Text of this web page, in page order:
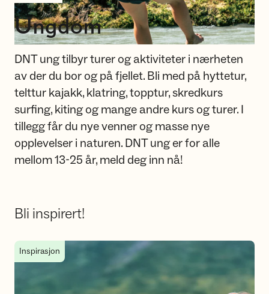
Ungdom
DNT ung tilbyr turer og aktiviteter i nærheten
av der du bor og på fjellet. Bli med på hyttetur,
telttur kajakk, klatring, topptur, skredkurs
surfing, kiting og mange andre kurs og turer. I
tillegg får du nye venner og masse nye
opplevelser i naturen. DNT ung er for alle
mellom 13-25 år, meld deg inn nå!
Bli inspirert!
De beste hytteturene med venner
Inspirasjon